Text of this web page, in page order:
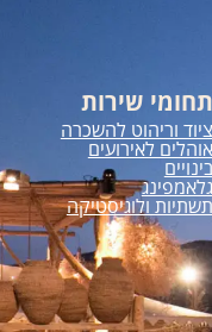
תחומי שירות
ציוד וריהוט להשכרה
אוהלים לאירועים
בינויים
גלאמפינג
תשתיות ולוגיסטיקה